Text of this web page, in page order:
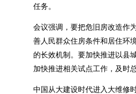
任务。
会议强调，要把危旧房改造作
善人民群众住房条件和居住环
的长效机制。要加快推进以县
加快推进相关试点工作，及时
中国从大建设时代进入大维修